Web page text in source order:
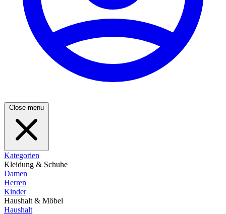
Close menu
Kategorien
Kleidung & Schuhe
Damen
Herren
Kinder
Haushalt & Möbel
Haushalt